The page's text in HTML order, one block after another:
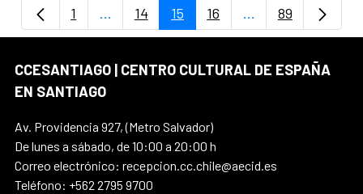
Página
1 ...Páginas intermedias Use TAB para
Página
14 Página
15 Página
16 ...PáginasPágina
89
CCESANTIAGO | CENTRO CULTURAL DE ESPAÑA
EN SANTIAGO
Av. Providencia 927, (Metro Salvador)
De lunes a sábado, de 10:00 a 20:00 h
Correo electrónico: recepcion.cc.chile@aecid.es
Teléfono: +562 2795 9700